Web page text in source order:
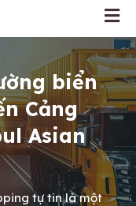
biển
Cảng
Asian
tự tin là một